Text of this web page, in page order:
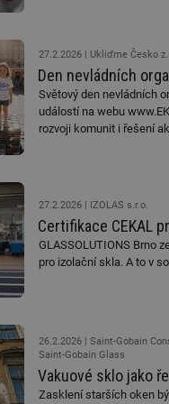
27.2.2026 Ukliďme Česko
Den nevládních
Světový den nevládních
událostí na webu
rozvoji komunit i řešení
27.2.2026 IZOLAS s.r.o.
Certifikace CEKAL
GLASSOLUTIONS Brno
pro izolační skla. A to v
26.2.2026
Saint-Gobain
Saint-Gobain Glass
Vakuové sklo jako
Zasklení starších oken
id